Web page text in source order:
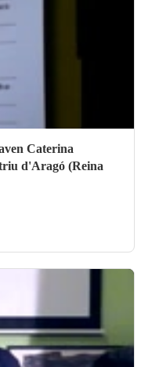
Caterina
d'Aragó (Reina